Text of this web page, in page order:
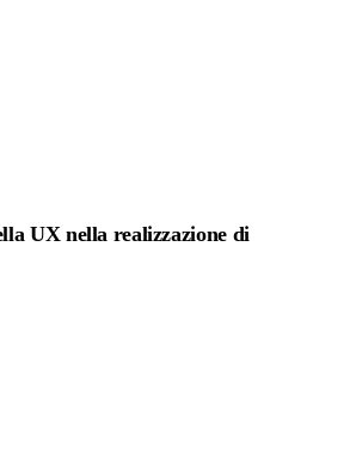
UX nella realizzazione di